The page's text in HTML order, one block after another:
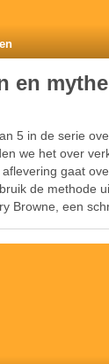
en
5 in de serie
we het over
gaat
de methode
Browne, een